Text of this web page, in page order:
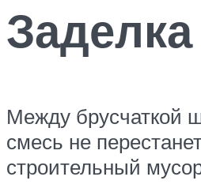
Между брусчаткой
смесь не
строительный